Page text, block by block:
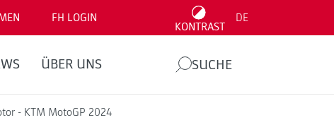
FH LOGIN
KONTRAST
DE
ÜBER UNS SUCHE
- KTM MotoGP 2024